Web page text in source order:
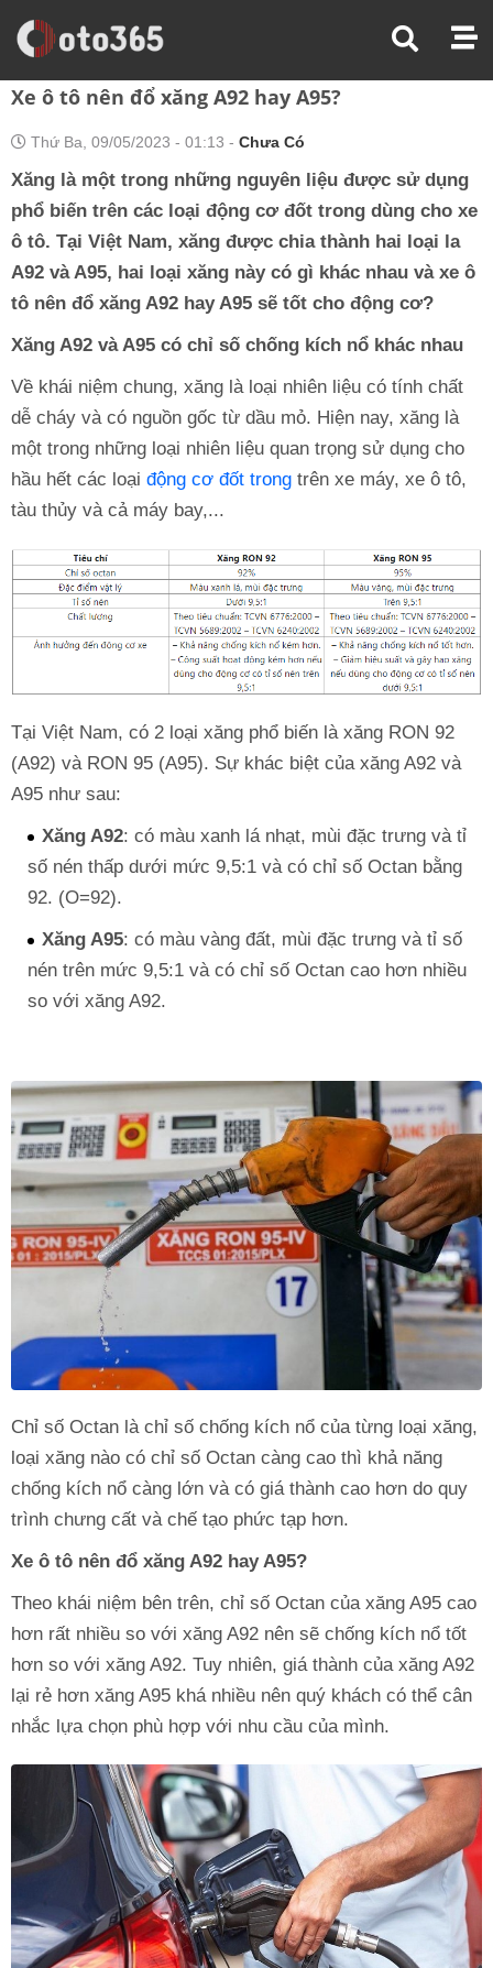
Trang Chủ Hỏi Đáp Xe Xe Ô Tô Nên Đổ Xăng A92 Hay A95?
Xe ô tô nên đổ xăng A92 hay A95?
Thứ Ba, 09/05/2023 - 01:13 - Chưa Có
Xăng là một trong những nguyên liệu được sử dụng
phổ biến trên các loại động cơ đốt trong dùng cho xe
ô tô. Tại Việt Nam, xăng được chia thành hai loại la
A92 và A95, hai loại xăng này có gì khác nhau và xe ô
tô nên đổ xăng A92 hay A95 sẽ tốt cho động cơ?
Xăng A92 và A95 có chỉ số chống kích nổ khác nhau
Về khái niệm chung, xăng là loại nhiên liệu có tính chất
dễ cháy và có nguồn gốc từ dầu mỏ. Hiện nay, xăng là
một trong những loại nhiên liệu quan trọng sử dụng cho
hầu hết các loại động cơ đốt trong trên xe máy, xe ô tô,
tàu thủy và cả máy bay,...
Tại Việt Nam, có 2 loại xăng phổ biến là xăng RON 92
(A92) và RON 95 (A95). Sự khác biệt của xăng A92 và
A95 như sau:
Xăng A92: có màu xanh lá nhạt, mùi đặc trưng và tỉ
số nén thấp dưới mức 9,5:1 và có chỉ số Octan bằng
92. (O=92).
Xăng A95: có màu vàng đất, mùi đặc trưng và tỉ số
nén trên mức 9,5:1 và có chỉ số Octan cao hơn nhiều
so với xăng A92.
Chỉ số Octan là chỉ số chống kích nổ của từng loại xăng,
loại xăng nào có chỉ số Octan càng cao thì khả năng
chống kích nổ càng lớn và có giá thành cao hơn do quy
trình chưng cất và chế tạo phức tạp hơn.
Xe ô tô nên đổ xăng A92 hay A95?
Theo khái niệm bên trên, chỉ số Octan của xăng A95 cao
hơn rất nhiều so với xăng A92 nên sẽ chống kích nổ tốt
hơn so với xăng A92. Tuy nhiên, giá thành của xăng A92
lại rẻ hơn xăng A95 khá nhiều nên quý khách có thể cân
nhắc lựa chọn phù hợp với nhu cầu của mình.